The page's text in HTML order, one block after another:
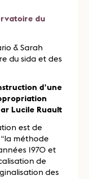
du
& Sarah
du sida et des
d’une
Lucile Ruault
est de
méthode
1970 et
de
des